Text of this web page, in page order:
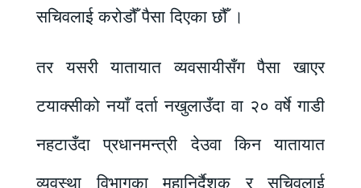
सचिवलाई करोडौँ पैसा दिएका छौँ ।
तर यसरी यातायात व्यवसायीसँग पैसा खाएर
टयाक्सीको नयाँ दर्ता नखुलाउँदा वा २० वर्षे गाडी
नहटाउँदा प्रधानमन्त्री देउवा किन यातायात
व्यवस्था विभागका महानिर्दैशक र सचिवलाई